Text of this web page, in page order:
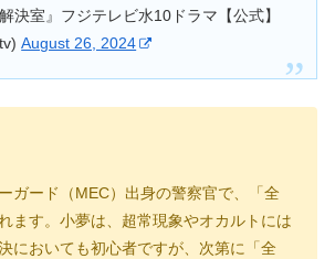
決室』フジテレビ水10ドラマ【公式】
August 26, 2024
ガード（MEC）出身の警察官で、「全
ます。小夢は、超常現象やオカルトには
においても初心者ですが、次第に「全